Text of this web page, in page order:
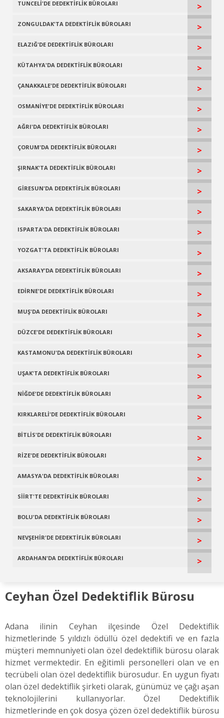
TUNCELİ'DE DEDEKTİFLİK BÜROLARI >
ZONGULDAK'TA DEDEKTİFLİK BÜROLARI >
ELAZIĞ'DE DEDEKTİFLİK BÜROLARI >
KÜTAHYA'DA DEDEKTİFLİK BÜROLARI >
ÇANAKKALE'DE DEDEKTİFLİK BÜROLARI >
OSMANİYE'DE DEDEKTİFLİK BÜROLARI >
AĞRI'DA DEDEKTİFLİK BÜROLARI >
ÇORUM'DA DEDEKTİFLİK BÜROLARI >
ŞIRNAK'TA DEDEKTİFLİK BÜROLARI >
GİRESUN'DA DEDEKTİFLİK BÜROLARI >
SAKARYA'DA DEDEKTİFLİK BÜROLARI >
ISPARTA'DA DEDEKTİFLİK BÜROLARI >
YOZGAT'TA DEDEKTİFLİK BÜROLARI >
AKSARAY'DA DEDEKTİFLİK BÜROLARI >
EDİRNE'DE DEDEKTİFLİK BÜROLARI >
MUŞ'DA DEDEKTİFLİK BÜROLARI >
DÜZCE'DE DEDEKTİFLİK BÜROLARI >
KASTAMONU'DA DEDEKTİFLİK BÜROLARI >
UŞAK'TA DEDEKTİFLİK BÜROLARI >
NİĞDE'DE DEDEKTİFLİK BÜROLARI >
KIRKLARELİ'DE DEDEKTİFLİK BÜROLARI >
BİTLİS'DE DEDEKTİFLİK BÜROLARI >
RİZE'DE DEDEKTİFLİK BÜROLARI >
AMASYA'DA DEDEKTİFLİK BÜROLARI >
SİİRT'TE DEDEKTİFLİK BÜROLARI >
BOLU'DA DEDEKTİFLİK BÜROLARI >
NEVŞEHİR'DE DEDEKTİFLİK BÜROLARI >
ARDAHAN'DA DEDEKTİFLİK BÜROLARI >
Ceyhan Özel Dedektiflik Bürosu
Adana ilinin Ceyhan ilçesinde Özel Dedektiflik
hizmetlerinde 5 yıldızlı ödüllü özel dedektifi ve en fazla
müşteri memnuniyeti olan özel dedektiflik bürosu olarak
hizmet vermektedir. En eğitimli personelleri olan ve en
tecrübeli olan özel dedektiflik bürosudur. En uygun fiyatı
olan özel dedektiflik şirketi olarak, günümüz ve çağı aşan
teknolojilerini kullanıyorlar. Özel Dedektiflik
hizmetlerinde en çok dosya çözen özel dedektiflik bürosu